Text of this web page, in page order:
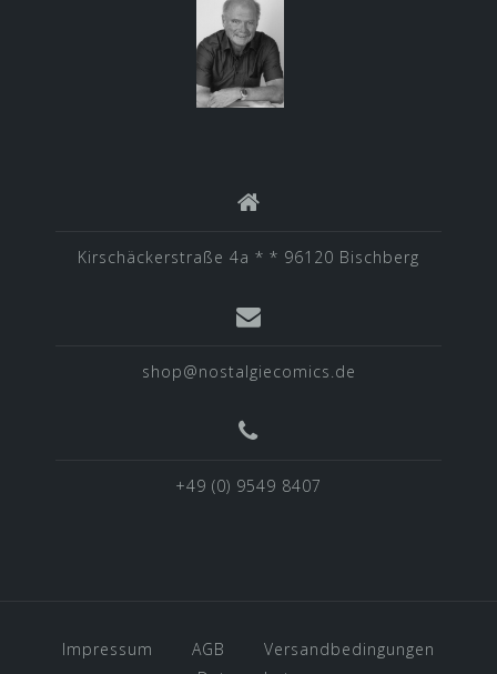
Kirschäckerstraße 4a * * 96120 Bischberg
shop@nostalgiecomics.de
+49 (0) 9549 8407
Impressum AGB
Versandbedingungen